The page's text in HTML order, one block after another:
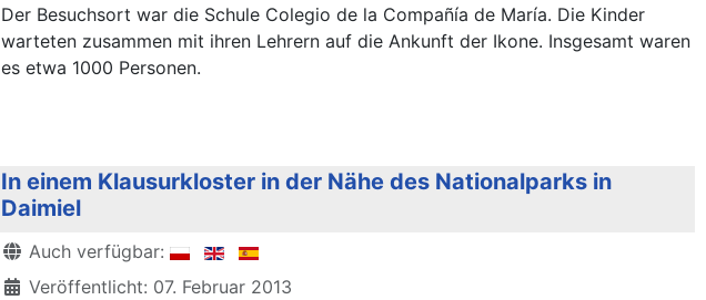
Der Besuchsort war die Schule Colegio de la Compañía de María. Die Kinder
warteten zusammen mit ihren Lehrern auf die Ankunft der Ikone. Insgesamt waren
es etwa 1000 Personen.
In einem Klausurkloster in der Nähe des Nationalparks in
Daimiel
Details
Auch verfügbar:
Veröffentlicht: 07. Februar 2013